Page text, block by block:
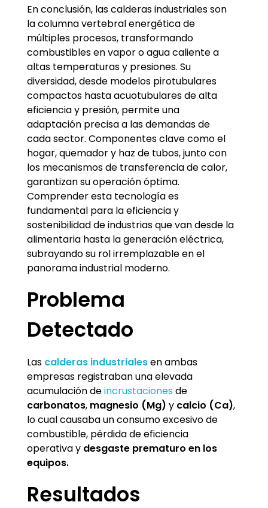
En conclusión, las calderas industriales son
la columna vertebral energética de
múltiples procesos, transformando
combustibles en vapor o agua caliente a
altas temperaturas y presiones. Su
diversidad, desde modelos pirotubulares
compactos hasta acuotubulares de alta
eficiencia y presión, permite una
adaptación precisa a las demandas de
cada sector. Componentes clave como el
hogar, quemador y haz de tubos, junto con
los mecanismos de transferencia de calor,
garantizan su operación óptima.
Comprender esta tecnología es
fundamental para la eficiencia y
sostenibilidad de industrias que van desde la
alimentaria hasta la generación eléctrica,
subrayando su rol irremplazable en el
panorama industrial moderno.
Problema
Detectado
Las calderas industrialesen ambas
empresas registraban una elevada
acumulación deincrustacionesde
carbonatos, magnesio (Mg) y calcio (Ca),
lo cual causaba un consumo excesivo de
combustible, pérdida de eficiencia
operativa y desgaste prematuro en los
equipos.
Resultados